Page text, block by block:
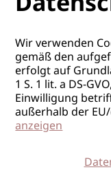
Wir verwenden
gemäß den
erfolgt auf
1 S. 1 lit. a DS-
Einwilligung
außerhalb der
anzeigen